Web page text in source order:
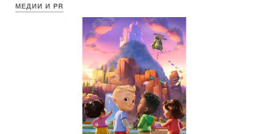
МЕДИИ И PR